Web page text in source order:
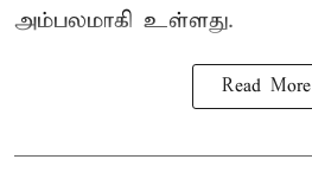
அம்பலமாகி உள்ளது.
Read More